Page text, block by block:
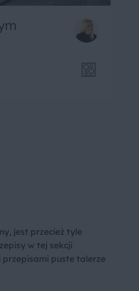
jest przecież tyle
w tej sekcji
przepisami puste talerze